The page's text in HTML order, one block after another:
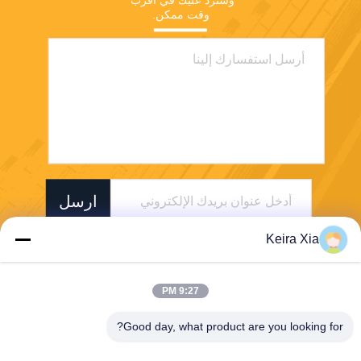
وقت ممكن.
ارسل
Shenzhen Wonsun Machinery & Electrical
Keira Xia
9:27 PM
Good day, what product are you looking for?